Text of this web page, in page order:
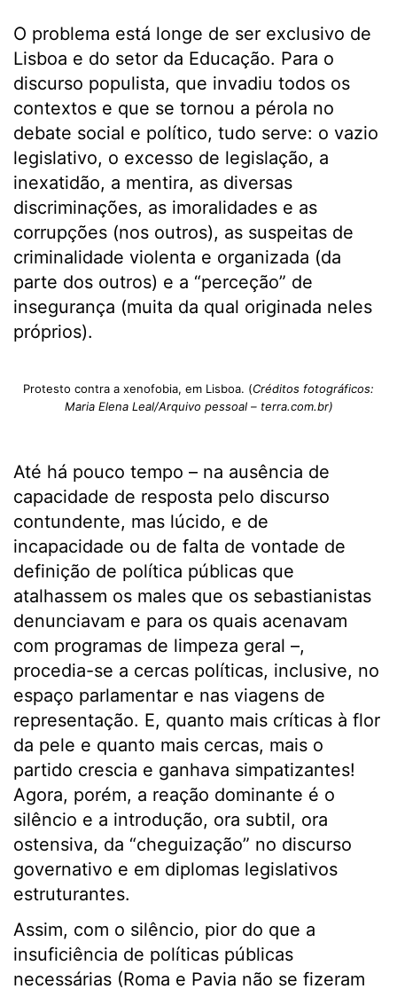
O problema está longe de ser exclusivo de
Lisboa e do setor da Educação. Para o
discurso populista, que invadiu todos os
contextos e que se tornou a pérola no
debate social e político, tudo serve: o vazio
legislativo, o excesso de legislação, a
inexatidão, a mentira, as diversas
discriminações, as imoralidades e as
corrupções (nos outros), as suspeitas de
criminalidade violenta e organizada (da
parte dos outros) e a “perceção” de
insegurança (muita da qual originada neles
próprios).
Protesto contra a xenofobia, em Lisboa. (Créditos fotográficos:
Maria Elena Leal/Arquivo pessoal – terra.com.br)
Até há pouco tempo – na ausência de
capacidade de resposta pelo discurso
contundente, mas lúcido, e de
incapacidade ou de falta de vontade de
definição de política públicas que
atalhassem os males que os sebastianistas
denunciavam e para os quais acenavam
com programas de limpeza geral –,
procedia-se a cercas políticas, inclusive, no
espaço parlamentar e nas viagens de
representação. E, quanto mais críticas à flor
da pele e quanto mais cercas, mais o
partido crescia e ganhava simpatizantes!
Agora, porém, a reação dominante é o
silêncio e a introdução, ora subtil, ora
ostensiva, da “cheguização” no discurso
governativo e em diplomas legislativos
estruturantes.
Assim, com o silêncio, pior do que a
insuficiência de políticas públicas
necessárias (Roma e Pavia não se fizeram